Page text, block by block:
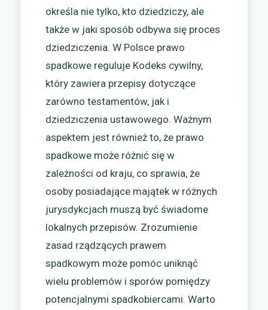
określa nie tylko, kto dziedziczy, ale
także w jaki sposób odbywa się proces
dziedziczenia. W Polsce prawo
spadkowe reguluje Kodeks cywilny,
który zawiera przepisy dotyczące
zarówno testamentów, jak i
dziedziczenia ustawowego. Ważnym
aspektem jest również to, że prawo
spadkowe może różnić się w
zależności od kraju, co sprawia, że
osoby posiadające majątek w różnych
jurysdykcjach muszą być świadome
lokalnych przepisów. Zrozumienie
zasad rządzących prawem
spadkowym może pomóc uniknąć
wielu problemów i sporów pomiędzy
potencjalnymi spadkobiercami. Warto